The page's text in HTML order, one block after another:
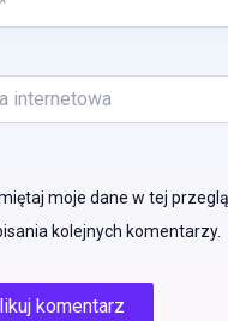
moje dane w tej
kolejnych komentarzy.